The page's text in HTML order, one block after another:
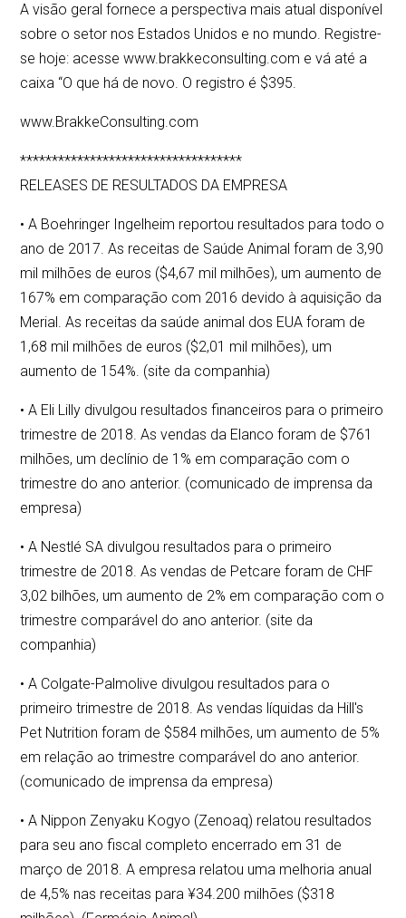
A visão geral fornece a perspectiva mais atual disponível
sobre o setor nos Estados Unidos e no mundo. Registre-
se hoje: acesse www.brakkeconsulting.com e vá até a
caixa “O que há de novo. O registro é $395.
www.BrakkeConsulting.com
***********************************
RELEASES DE RESULTADOS DA EMPRESA
• A Boehringer Ingelheim reportou resultados para todo o
ano de 2017. As receitas de Saúde Animal foram de 3,90
mil milhões de euros ($4,67 mil milhões), um aumento de
167% em comparação com 2016 devido à aquisição da
Merial. As receitas da saúde animal dos EUA foram de
1,68 mil milhões de euros ($2,01 mil milhões), um
aumento de 154%. (site da companhia)
• A Eli Lilly divulgou resultados financeiros para o primeiro
trimestre de 2018. As vendas da Elanco foram de $761
milhões, um declínio de 1% em comparação com o
trimestre do ano anterior. (comunicado de imprensa da
empresa)
• A Nestlé SA divulgou resultados para o primeiro
trimestre de 2018. As vendas de Petcare foram de CHF
3,02 bilhões, um aumento de 2% em comparação com o
trimestre comparável do ano anterior. (site da
companhia)
• A Colgate-Palmolive divulgou resultados para o
primeiro trimestre de 2018. As vendas líquidas da Hill's
Pet Nutrition foram de $584 milhões, um aumento de 5%
em relação ao trimestre comparável do ano anterior.
(comunicado de imprensa da empresa)
• A Nippon Zenyaku Kogyo (Zenoaq) relatou resultados
para seu ano fiscal completo encerrado em 31 de
março de 2018. A empresa relatou uma melhoria anual
de 4,5% nas receitas para ¥34.200 milhões ($318